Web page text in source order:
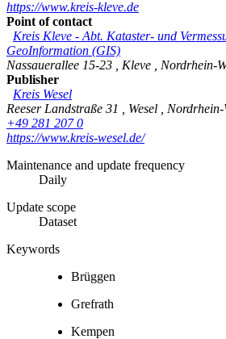
https://www.kreis-kleve.de
Point of contact
Kreis Kleve - Abt. Kataster- und
GeoInformation (GIS)
Nassauerallee 15-23
Kleve Nordrhein-
Publisher
Kreis Wesel
Reeser Landstraße 31
Wesel Nordrhein-
+49 281 207 0
https://www.kreis-wesel.de/
Maintenance and update frequency
Daily
Update scope
Dataset
Keywords
Brüggen
Grefrath
Kempen